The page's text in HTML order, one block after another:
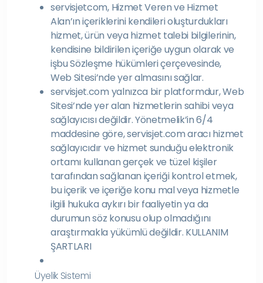
servisjetcom, Hizmet Veren ve Hizmet
Alan’ın içeriklerini kendileri oluşturdukları
hizmet, ürün veya hizmet talebi bilgilerinin,
kendisine bildirilen içeriğe uygun olarak ve
işbu Sözleşme hükümleri çerçevesinde,
Web Sitesi’nde yer almasını sağlar.
servisjet.com yalnızca bir platformdur, Web
Sitesi’nde yer alan hizmetlerin sahibi veya
sağlayıcısı değildir. Yönetmelik’in 6/4
maddesine göre, servisjet.com aracı hizmet
sağlayıcıdır ve hizmet sunduğu elektronik
ortamı kullanan gerçek ve tüzel kişiler
tarafından sağlanan içeriği kontrol etmek,
bu içerik ve içeriğe konu mal veya hizmetle
ilgili hukuka aykırı bir faaliyetin ya da
durumun söz konusu olup olmadığını
araştırmakla yükümlü değildir. KULLANIM
ŞARTLARI
Üyelik Sistemi